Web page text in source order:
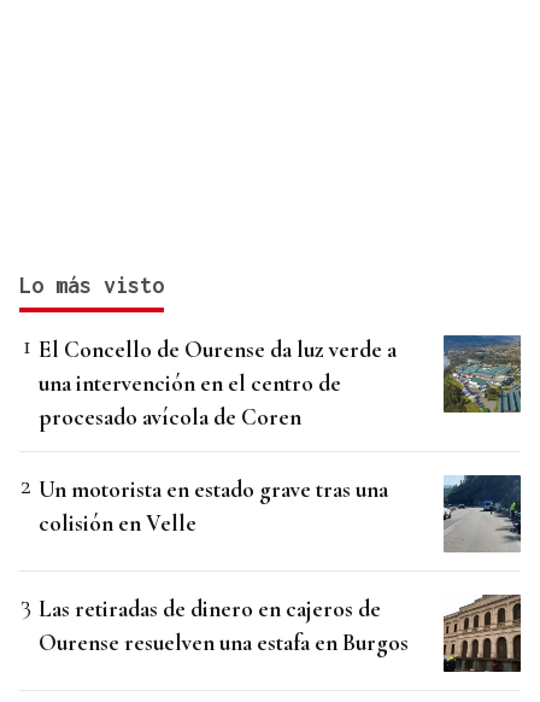
Lo más visto
El Concello de Ourense da luz verde a
una intervención en el centro de
procesado avícola de Coren
Un motorista en estado grave tras una
colisión en Velle
Las retiradas de dinero en cajeros de
Ourense resuelven una estafa en Burgos